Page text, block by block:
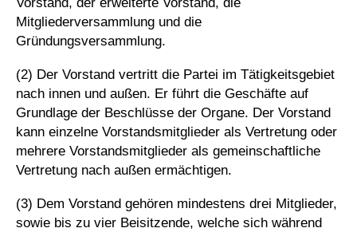
Mitgliederversammlung und die
Gründungsversammlung.
(2) Der Vorstand vertritt die Partei im Tätigkeitsgebiet
nach innen und außen. Er führt die Geschäfte auf
Grundlage der Beschlüsse der Organe. Der Vorstand
kann einzelne Vorstandsmitglieder als Vertretung oder
mehrere Vorstandsmitglieder als gemeinschaftliche
Vertretung nach außen ermächtigen.
(3) Dem Vorstand gehören mindestens drei Mitglieder,
sowie bis zu vier Beisitzende, welche sich während